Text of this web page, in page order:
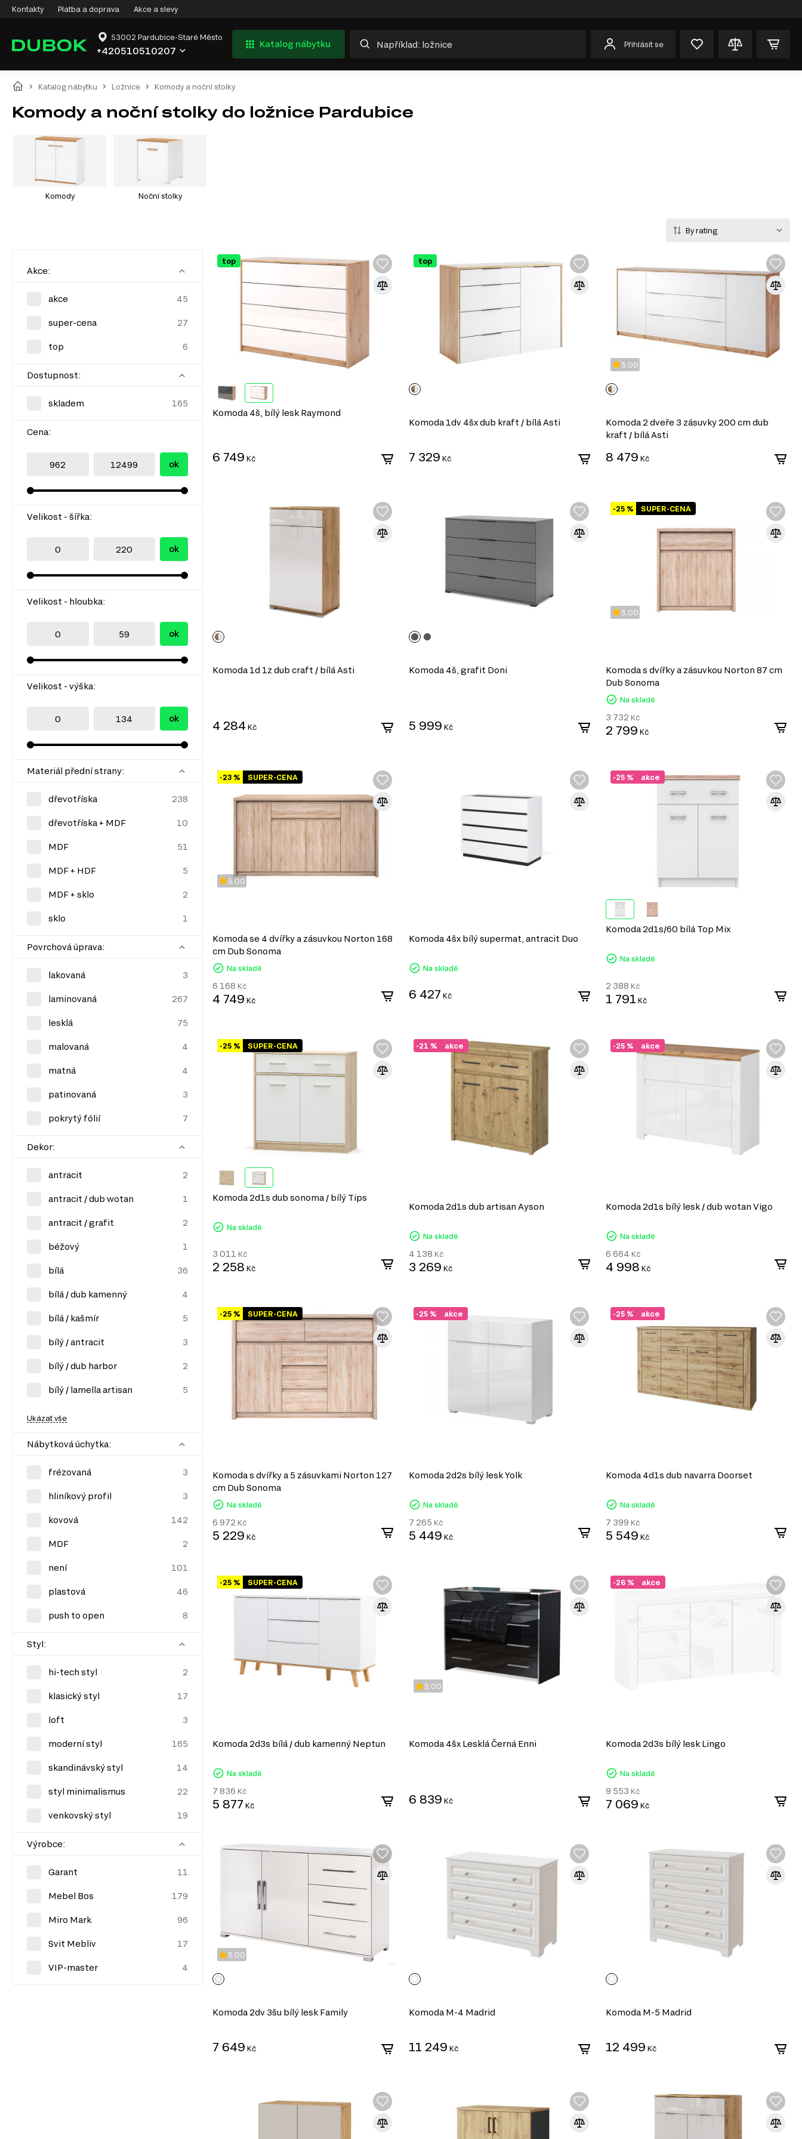
Kontakty Platba a doprava Akce a slevy
53002 Pardubice-Staré Město
+420510510207
Katalog nábytku Přihlásit se
Katalog nábytku Ložnice Komody a noční stolky
Komody a noční stolky do ložnice Pardubice
Komody Noční stolky
By rating
Akce:
akce
super-cena
top
Dostupnost:
skladem
Cena:
ok
Velikost - šířka:
ok
Velikost - hloubka:
ok
Velikost - výška:
ok
Materiál přední strany:
dřevotříska
dřevotříska + MDF
MDF
MDF + HDF
MDF + sklo
sklo
Povrchová úprava:
lakovaná
laminovaná
lesklá
malovaná
matná
patinovaná
pokrytý fólií
Dekor:
Ukázat vše
antracit
antracit / dub wotan
antracit / grafit
béžový
bílá
bílá / dub kamenný
bílá / kašmír
bílý / antracit
bílý / dub harbor
bílý / lamella artisan
Nábytková úchytka:
frézovaná
hliníkový profil
kovová
MDF
není
plastová
push to open
Styl:
hi-tech styl
klasický styl
loft
moderní styl
skandinávský styl
styl minimalismus
venkovský styl
Výrobce:
Garant
Mebel Bos
Miro Mark
Svit Mebliv
VIP-master
top
Komoda 4š, bílý lesk Raymond
6 749 Kč
top
Komoda 1dv 4šx dub kraft / bílá Asti
7 329 Kč
5.00
Komoda 2 dveře 3 zásuvky 200 cm dub
kraft / bílá Asti
8 479 Kč
Komoda 1d 1z dub craft / bílá Asti
4 284 Kč
Komoda 4š, grafit Doni
5 999 Kč
SUPER-CENA
-25 %
5.00
Komoda s dvířky a zásuvkou Norton 87 cm
Dub Sonoma
Na skladě
3 732 Kč
2 799 Kč
SUPER-CENA
-23 %
5.00
Komoda se 4 dvířky a zásuvkou Norton 168
cm Dub Sonoma
Na skladě
6 168 Kč
4 749 Kč
Komoda 4šx bílý supermat, antracit Duo
Na skladě
6 427 Kč
akce
-25 %
Komoda 2d1s/60 bílá Top Mix
Na skladě
2 388 Kč
1 791 Kč
SUPER-CENA
-25 %
Komoda 2d1s dub sonoma / bílý Tips
Na skladě
3 011 Kč
2 258 Kč
akce
-21 %
Komoda 2d1s dub artisan Ayson
Na skladě
4 138 Kč
3 269 Kč
akce
-25 %
Komoda 2d1s bílý lesk / dub wotan Vigo
Na skladě
6 664 Kč
4 998 Kč
SUPER-CENA
-25 %
Komoda s dvířky a 5 zásuvkami Norton 127
cm Dub Sonoma
Na skladě
6 972 Kč
5 229 Kč
akce
-25 %
Komoda 2d2s bílý lesk Yolk
Na skladě
7 265 Kč
5 449 Kč
akce
-25 %
Komoda 4d1s dub navarra Doorset
Na skladě
7 399 Kč
5 549 Kč
SUPER-CENA
-25 %
Komoda 2d3s bílá / dub kamenný Neptun
Na skladě
7 836 Kč
5 877 Kč
5.00
Komoda 4šx Lesklá Černá Enni
6 839 Kč
akce
-26 %
Komoda 2d3s bílý lesk Lingo
Na skladě
9 553 Kč
7 069 Kč
5.00
Komoda 2dv 3šu bílý lesk Family
7 649 Kč
Komoda M-4 Madrid
11 249 Kč
Komoda M-5 Madrid
12 499 Kč